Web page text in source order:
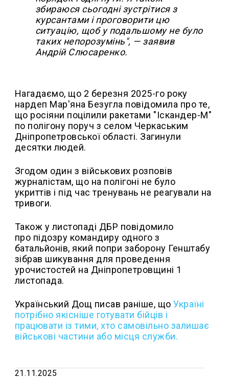
збираюся сьогодні зустрітися з
курсантами і проговорити цю
ситуацію, щоб у подальшому не було
таких непорозумінь", — заявив
Андрій Слюсаренко.
Нагадаємо, що 2 березня 2025-го року
нардеп Мар'яна Безугла повідомила про те,
що росіяни поцілили ракетами "Іскандер-М"
по полігону поруч з селом Черкаським
Дніпропетровської області. Загинули
десятки людей.
Згодом один з військових розповів
журналістам, що на полігоні не було
укриттів і під час тренувань не реагували на
тривоги.
Також у листопаді ДБР повідомило
про підозру командиру одного з
батальйонів, який попри заборону Генштабу
зібрав шикування для проведення
урочистостей на Дніпропетровщині 1
листопада.
Український Дощ писав раніше, щоУкраїні
потрібно якісніше готувати бійців і
працювати із тими, хто самовільно залишає
військові частини або місця служби.
21.11.2025